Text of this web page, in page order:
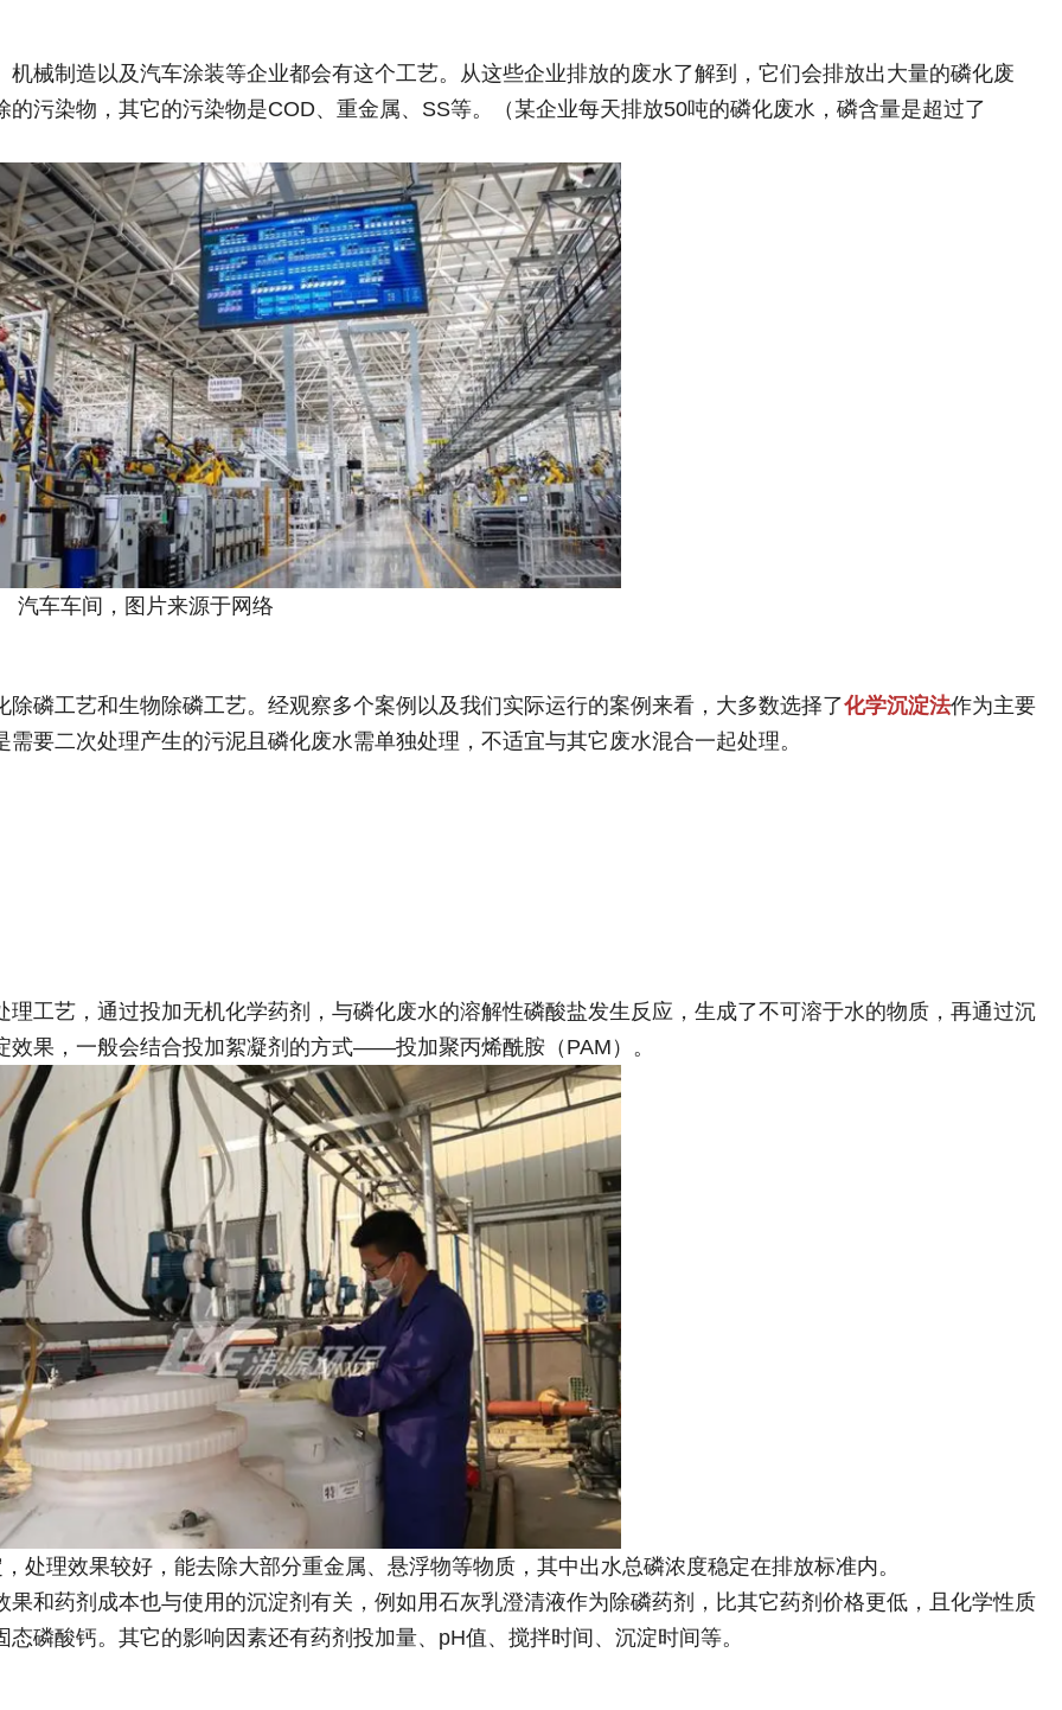
械制造以及汽车涂装等企业都会有这个工艺。从这些企业排放的废水了解到，它们会排放出大量的磷化废
污染物，其它的污染物是COD、重金属、SS等。（某企业每天排放50吨的磷化废水，磷含量是超过了
于网络
磷工艺和生物除磷工艺。经观察多个案例以及我们实际运行的案例来看，大多数选择了化学沉淀法作为主要
要二次处理产生的污泥且磷化废水需单独处理，不适宜与其它废水混合一起处理。
工艺，通过投加无机化学药剂，与磷化废水的溶解性磷酸盐发生反应，生成了不可溶于水的物质，再通过沉
果，一般会结合投加絮凝剂的方式——投加聚丙烯酰胺（PAM）。
处理效果较好，能去除大部分重金属、悬浮物等物质，其中出水总磷浓度稳定在排放标准内。
和药剂成本也与使用的沉淀剂有关，例如用石灰乳澄清液作为除磷药剂，比其它药剂价格更低，且化学性质
磷酸钙。其它的影响因素还有药剂投加量、pH值、搅拌时间、沉淀时间等。